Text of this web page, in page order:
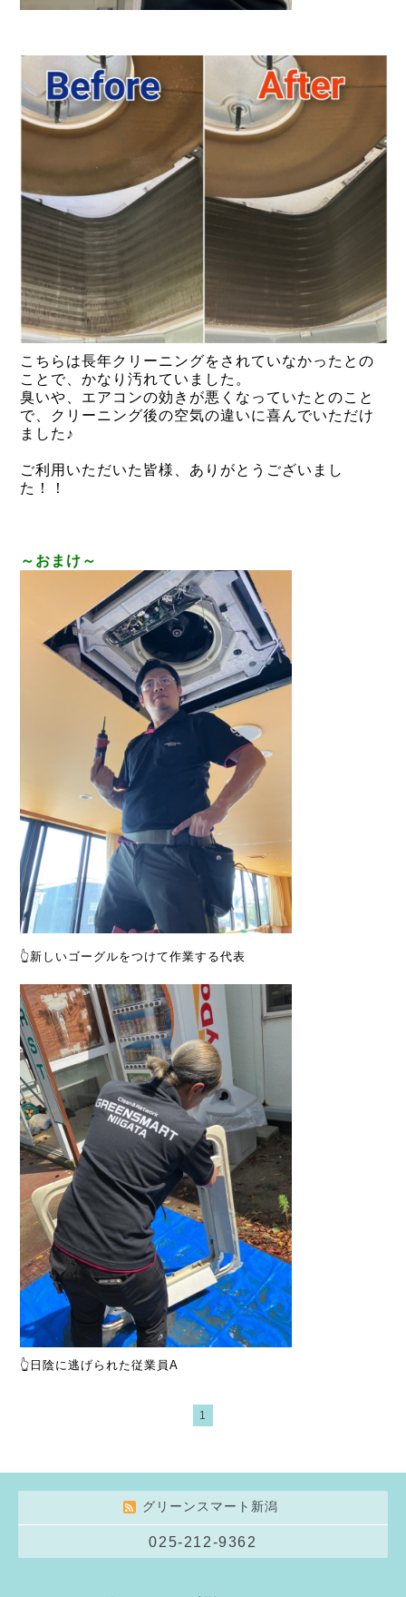
こちらは長年クリーニングをされていなかったとの
ことで、かなり汚れていました。
臭いや、エアコンの効きが悪くなっていたとのこと
で、クリーニング後の空気の違いに喜んでいただけ
ました♪
ご利用いただいた皆様、ありがとうございまし
た！！
～おまけ～
👆新しいゴーグルをつけて作業する代表
👆日陰に逃げられた従業員A
1
グリーンスマート新潟
025-212-9362